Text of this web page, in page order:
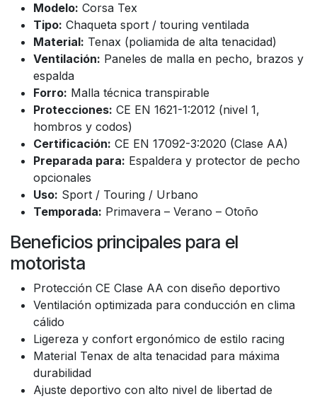
Modelo: Corsa Tex
Tipo: Chaqueta sport / touring ventilada
Material: Tenax (poliamida de alta tenacidad)
Ventilación: Paneles de malla en pecho, brazos y
espalda
Forro: Malla técnica transpirable
Protecciones: CE EN 1621-1:2012 (nivel 1,
hombros y codos)
Certificación: CE EN 17092-3:2020 (Clase AA)
Preparada para: Espaldera y protector de pecho
opcionales
Uso: Sport / Touring / Urbano
Temporada: Primavera – Verano – Otoño
Beneficios principales para el
motorista
Protección CE Clase AA con diseño deportivo
Ventilación optimizada para conducción en clima
cálido
Ligereza y confort ergonómico de estilo racing
Material Tenax de alta tenacidad para máxima
durabilidad
Ajuste deportivo con alto nivel de libertad de